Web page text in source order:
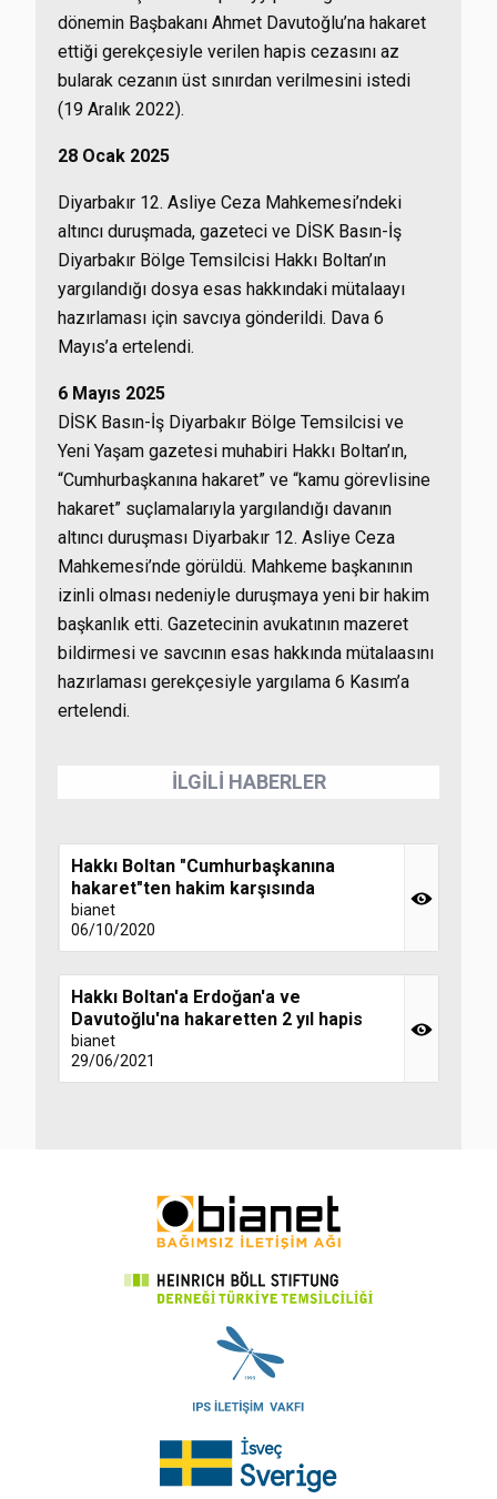
dönemin Başbakanı Ahmet Davutoğlu’na hakaret
ettiği gerekçesiyle verilen hapis cezasını az
bularak cezanın üst sınırdan verilmesini istedi
(19 Aralık 2022).
28 Ocak 2025
Diyarbakır 12. Asliye Ceza Mahkemesi’ndeki
altıncı duruşmada, gazeteci ve DİSK Basın-İş
Diyarbakır Bölge Temsilcisi Hakkı Boltan’ın
yargılandığı dosya esas hakkındaki mütalaayı
hazırlaması için savcıya gönderildi. Dava 6
Mayıs’a ertelendi.
6 Mayıs 2025
DİSK Basın-İş Diyarbakır Bölge Temsilcisi ve
Yeni Yaşam gazetesi muhabiri Hakkı Boltan’ın,
“Cumhurbaşkanına hakaret” ve “kamu görevlisine
hakaret” suçlamalarıyla yargılandığı davanın
altıncı duruşması Diyarbakır 12. Asliye Ceza
Mahkemesi’nde görüldü. Mahkeme başkanının
izinli olması nedeniyle duruşmaya yeni bir hakim
başkanlık etti. Gazetecinin avukatının mazeret
bildirmesi ve savcının esas hakkında mütalaasını
hazırlaması gerekçesiyle yargılama 6 Kasım’a
ertelendi.
İLGİLİ HABERLER
Hakkı Boltan "Cumhurbaşkanına
hakaret"ten hakim karşısında
bianet
06/10/2020
Hakkı Boltan'a Erdoğan'a ve
Davutoğlu'na hakaretten 2 yıl hapis
bianet
29/06/2021